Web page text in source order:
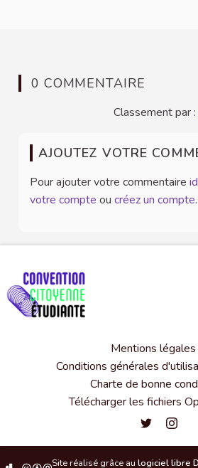
0 COMMENTAIRE
Classement par :
AJOUTEZ VOTRE
Pour ajouter votre commentaire
votre compte ou créez un compte.
Mentions légales
Conditions générales
Charte de bonne
Télécharger les fichiers
Site réalisé grâce au logiciel libre